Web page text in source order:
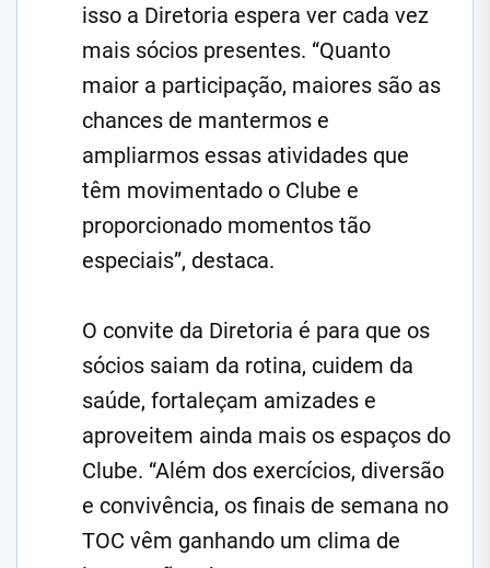
isso a Diretoria espera ver cada vez
mais sócios presentes. “Quanto
maior a participação, maiores são as
chances de mantermos e
ampliarmos essas atividades que
têm movimentado o Clube e
proporcionado momentos tão
especiais”, destaca.
O convite da Diretoria é para que os
sócios saiam da rotina, cuidem da
saúde, fortaleçam amizades e
aproveitem ainda mais os espaços do
Clube. “Além dos exercícios, diversão
e convivência, os finais de semana no
TOC vêm ganhando um clima de